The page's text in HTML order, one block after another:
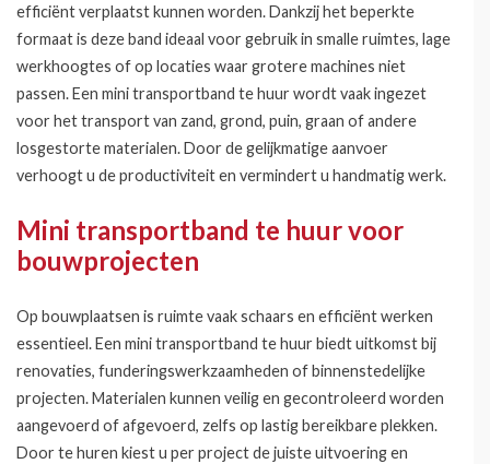
efficiënt verplaatst kunnen worden. Dankzij het beperkte
formaat is deze band ideaal voor gebruik in smalle ruimtes, lage
werkhoogtes of op locaties waar grotere machines niet
passen. Een mini transportband te huur wordt vaak ingezet
voor het transport van zand, grond, puin, graan of andere
losgestorte materialen. Door de gelijkmatige aanvoer
verhoogt u de productiviteit en vermindert u handmatig werk.
Mini transportband te huur voor
bouwprojecten
Op bouwplaatsen is ruimte vaak schaars en efficiënt werken
essentieel. Een mini transportband te huur biedt uitkomst bij
renovaties, funderingswerkzaamheden of binnenstedelijke
projecten. Materialen kunnen veilig en gecontroleerd worden
aangevoerd of afgevoerd, zelfs op lastig bereikbare plekken.
Door te huren kiest u per project de juiste uitvoering en